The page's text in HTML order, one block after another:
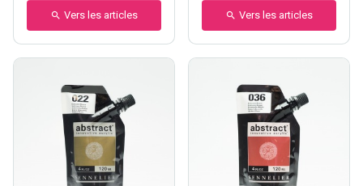
Vers les articles Vers les articles